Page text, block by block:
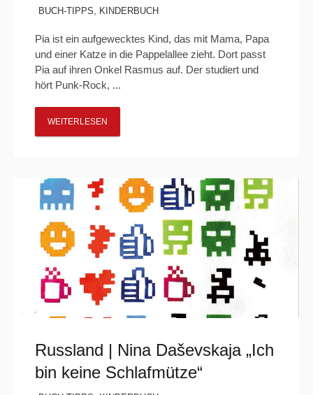
BUCH-TIPPS, KINDERBUCH
Pia ist ein aufgewecktes Kind, das mit Mama, Papa
und einer Katze in die Pappelallee zieht. Dort passt
Pia auf ihren Onkel Rasmus auf. Der studiert und
hört Punk-Rock, ...
WEITERLESEN
Russland | Nina Daševskaja „Ich
bin keine Schlafmütze“